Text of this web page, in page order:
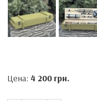
Цена: 4 200 грн.